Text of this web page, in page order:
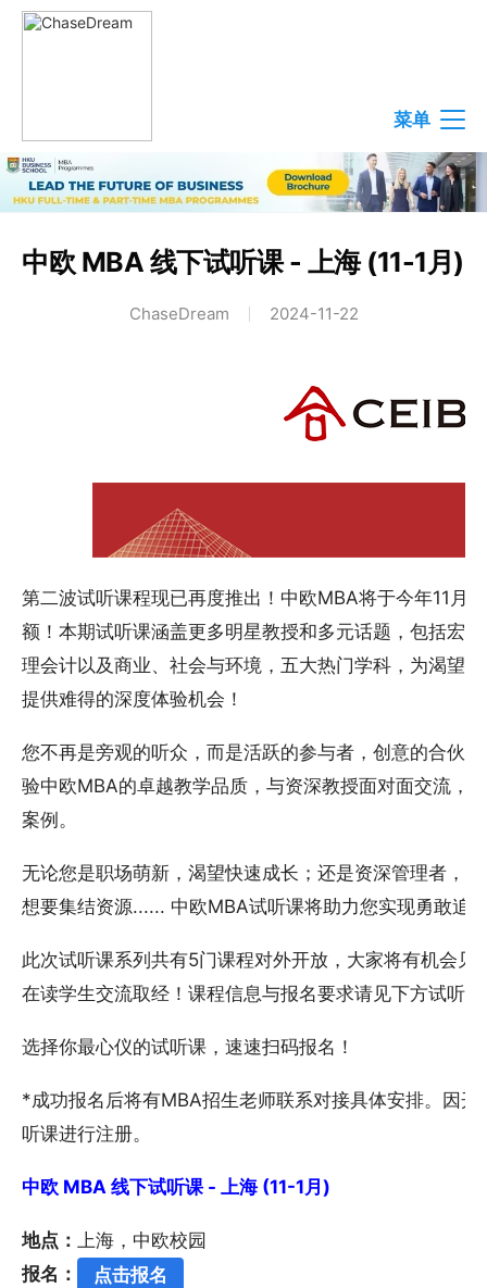
菜单
中欧 MBA 线下试听课 - 上海 (11-1月)
ChaseDream 2024-11-22
第二波试听课程现已再度推出！中欧MBA将于今年11月
额！本期试听课涵盖更多明星教授和多元话题，包括宏
理会计以及商业、社会与环境，五大热门学科，为渴望
提供难得的深度体验机会！
您不再是旁观的听众，而是活跃的参与者，创意的合伙
验中欧MBA的卓越教学品质，与资深教授面对面交流，
案例。
无论您是职场萌新，渴望快速成长；还是资深管理者，
想要集结资源...... 中欧MBA试听课将助力您实现勇敢追
此次试听课系列共有5门课程对外开放，大家将有机会
在读学生交流取经！课程信息与报名要求请见下方试听
选择你最心仪的试听课，速速扫码报名！
*成功报名后将有MBA招生老师联系对接具体安排。因
听课进行注册。
中欧 MBA 线下试听课 - 上海 (11-1月)
地点： 上海，中欧校园
报名：
点击报名